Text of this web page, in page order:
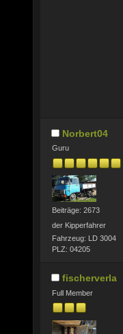
Norbert04
Guru
Beiträge: 2673
der Kipperfahrer
Fahrzeug: LD 3004
PLZ: 04205
fischerverla
Full Member